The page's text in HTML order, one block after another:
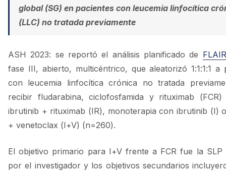
global (SG) en pacientes con leucemia linfocítica
(LLC) no tratada previamente
ASH 2023: se reportó el análisis planificado de FLAIR
fase III, abierto, multicéntrico, que aleatorizó 1:1:1:1 a
con leucemia linfocítica crónica no tratada
recibir fludarabina, ciclofosfamida y rituximab (FCR)
ibrutinib + rituximab (IR), monoterapia con ibrutinib (I)
+ venetoclax (I+V) (n=260).
El objetivo primario para I+V frente a FCR fue la SLP
por el investigador y los objetivos secundarios